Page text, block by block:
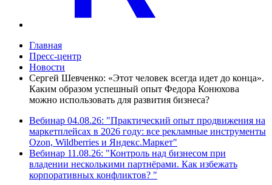
Главная
Пресс-центр
Новости
Сергей Шевченко: «Этот человек всегда идет до конца».
Каким образом успешный опыт Федора Конюхова
можно использовать для развития бизнеса?
Вебинар 04.08.26: "Практический опыт продвижения на
маркетплейсах в 2026 году: все рекламные инструменты
Ozon, Wildberries и Яндекс.Маркет"
Вебинар 11.08.26: "Контроль над бизнесом при
владении несколькими партнёрами. Как избежать
корпоративных конфликтов? "